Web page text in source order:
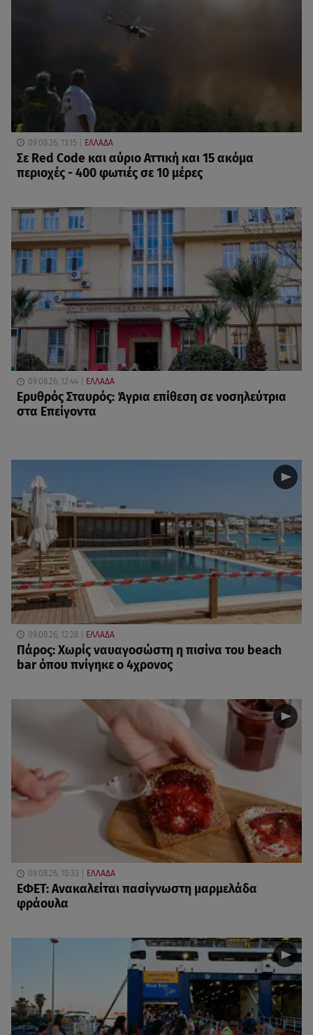
09.08.26, 13:15 ΕΛΛΑΔΑ
Σε Red Code και αύριο Αττική και 15 ακόμα
περιοχές - 400 φωτιές σε 10 μέρες
09.08.26, 12:44 ΕΛΛΑΔΑ
Ερυθρός Σταυρός: Άγρια επίθεση σε νοσηλεύτρια
στα Επείγοντα
09.08.26, 12:28 ΕΛΛΑΔΑ
Πάρος: Χωρίς ναυαγοσώστη η πισίνα του beach
bar όπου πνίγηκε ο 4χρονος
09.08.26, 10:33 ΕΛΛΑΔΑ
ΕΦΕΤ: Ανακαλείται πασίγνωστη μαρμελάδα
φράουλα